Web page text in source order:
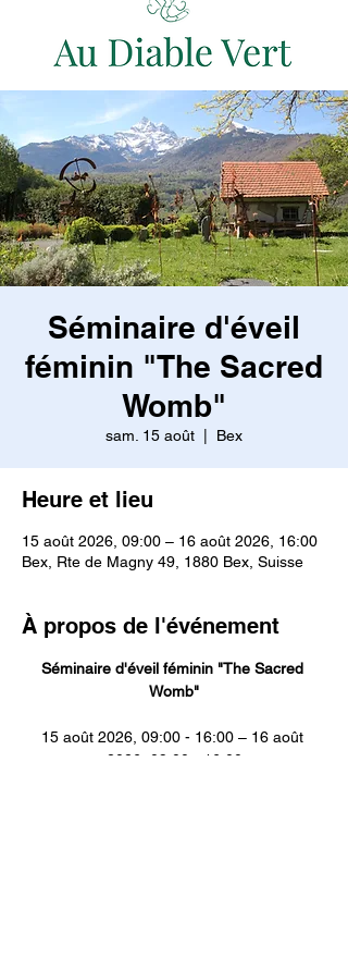
Séminaire d'éveil
féminin "The Sacred
Womb"
sam. 15 août Bex
Heure et lieu
15 août 2026, 09:00 – 16 août 2026, 16:00
Bex, Rte de Magny 49, 1880 Bex, Suisse
À propos de l'événement
Séminaire d'éveil féminin "The Sacred
Womb"
15 août 2026, 09:00 - 16:00 – 16 août
2026, 09:00 - 16:00